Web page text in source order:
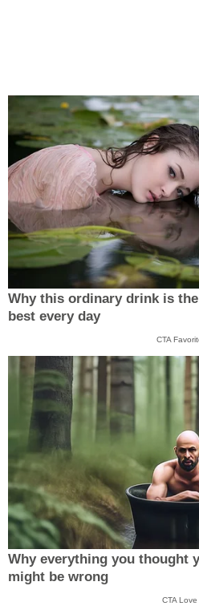
Why this ordinary drink is
best every day
CTA
Why everything you thought
might be wrong
CTA Love